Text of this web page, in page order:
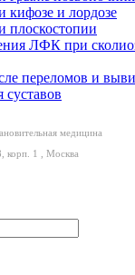
и лордозе
ЛФК при
переломов и
медицина
корп. 1
Москва